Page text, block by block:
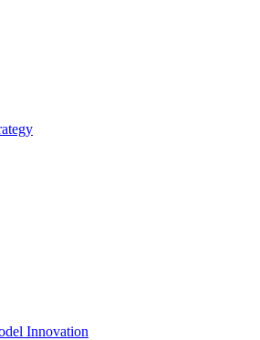
Innovation